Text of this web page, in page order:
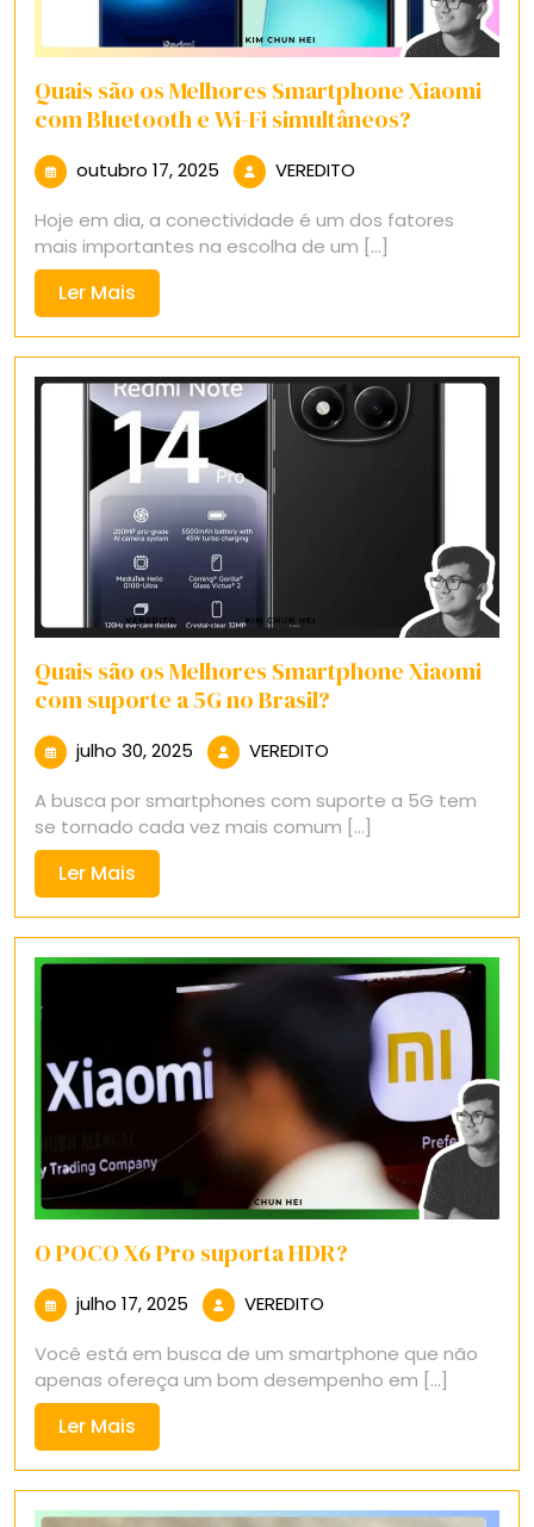
Quais são os Melhores Smartphone Xiaomi
com Bluetooth e Wi-Fi simultâneos?
outubro 17, 2025 outubro
2025
VEREDITO
Hoje em dia, a conectividade é um dos fatores
mais importantes na escolha de um [...]
Ler Mais
Mais
Quais são os Melhores Smartphone Xiaomi
com suporte a 5G no Brasil?
julho 30, 2025 julho
30,
2025
VEREDITO
A busca por smartphones com suporte a 5G tem
se tornado cada vez mais comum [...]
Ler Mais
Mais
O POCO X6 Pro suporta HDR?
julho 17, 2025 julho
2025
VEREDITO
Você está em busca de um smartphone que não
apenas ofereça um bom desempenho em [...]
Ler Mais
Mais